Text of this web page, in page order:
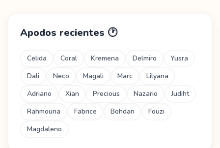
Apodos recientes 🕐
Celida Coral Kremena Delmiro
Yusra
Dali
Neco Magali Marc
Lilyana
Adriano
Xian Precious Nazario
Judiht
Rahmouna
Fabrice Bohdan
Fouzi
Magdaleno